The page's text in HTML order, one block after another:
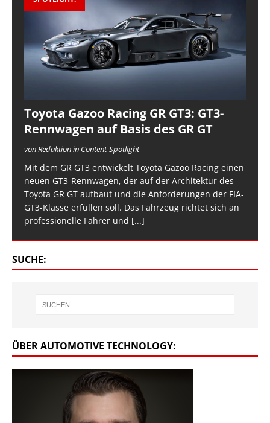
Toyota Gazoo Racing GR GT3: GT3-
Rennwagen auf Basis des GR GT
von Redaktion in Content-Spotlight
Mit dem GR GT3 entwickelt Toyota Gazoo Racing einen
neuen GT3-Rennwagen, der auf der Architektur des
Toyota GR GT aufbaut und die Anforderungen der FIA-
GT3-Klasse erfüllen soll. Das Fahrzeug richtet sich an
professionelle Fahrer und [...]
SUCHE:
ÜBER AUTOMOTIVE TECHNOLOGY: